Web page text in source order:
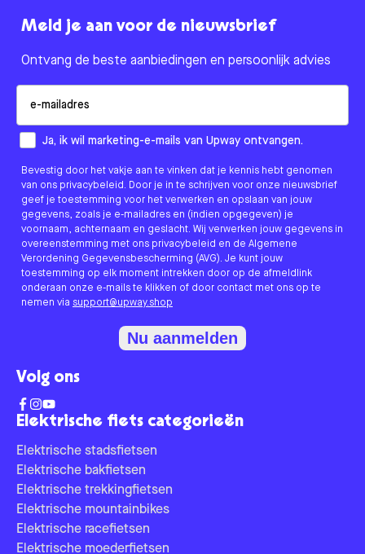
Elektrische fiets categorieën
Elektrische stadsfietsen
Elektrische bakfietsen
Elektrische trekkingfietsen
Elektrische mountainbikes
Elektrische racefietsen
Elektrische moederfietsen
Meld je aan voor de nieuwsbrief
Ontvang de beste aanbiedingen en persoonlijk advies
How would you like to hear from us?
Ja, ik wil marketing-e-mails van Upway ontvangen.
Bevestig door het vakje aan te vinken dat je kennis hebt genomen
van ons privacybeleid. Door je in te schrijven voor onze nieuwsbrief
geef je toestemming voor het verwerken en opslaan van jouw
gegevens, zoals je e-mailadres en (indien opgegeven) je
voornaam, achternaam en geslacht. Wij verwerken jouw gegevens in
overeenstemming met ons privacybeleid en de Algemene
Verordening Gegevensbescherming (AVG). Je kunt jouw
toestemming op elk moment intrekken door op de afmeldlink
onderaan onze e-mails te klikken of door contact met ons op te
nemen via support@upway.shop
Nu aanmelden
Volg ons